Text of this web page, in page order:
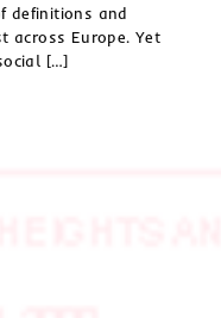
definitions and
across Europe. Yet
[…]